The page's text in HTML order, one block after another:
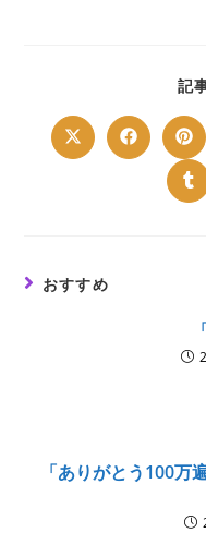
記
Opens
in
Opens
in
window
in
a
new
in
おすすめ
「ありがとう100万